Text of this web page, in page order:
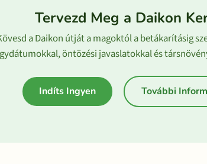
Tervezd Meg a Daikon
a Daikon útját a magoktól a betákarításig
öntözési javaslatokkal és
Indíts Ingyen További